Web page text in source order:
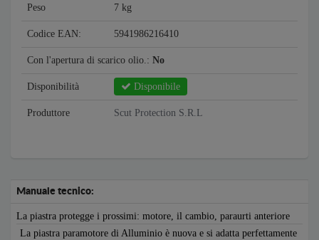
Peso 7 kg
Codice EAN: 5941986216410
Con l'apertura di scarico olio.: No
Disponibilità Disponibile
Produttore Scut Protection S.R.L
Manuale tecnico:
La piastra protegge i prossimi: motore, il cambio, paraurti anteriore
La piastra paramotore di Alluminio è nuova e si adatta perfettamente